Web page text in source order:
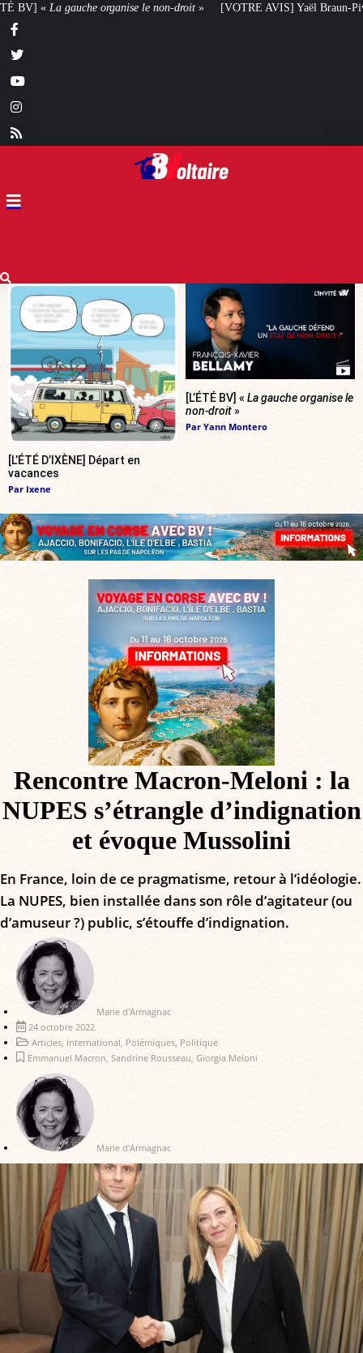
» [VOTRE AVIS] Yaël Braun-Pivet doit-elle renoncer à son projet
[L’ÉTÉ D’IXÈNE] Départ en
vacances
Par Ixene
[L’ÉTÉ BV] « La gauche organise le
non-droit»
Par Yann Montero
Rencontre Macron-Meloni : la
NUPES s’étrangle d’indignation
et évoque Mussolini
En France, loin de ce pragmatisme, retour à l’idéologie.
La NUPES, bien installée dans son rôle d’agitateur (ou
d’amuseur ?) public, s’étouffe d’indignation.
Marie d'Armagnac
24 octobre 2022
Articles, International, Polémiques, Politique
Emmanuel Macron, Sandrine Rousseau, Giorgia Meloni
Marie d'Armagnac